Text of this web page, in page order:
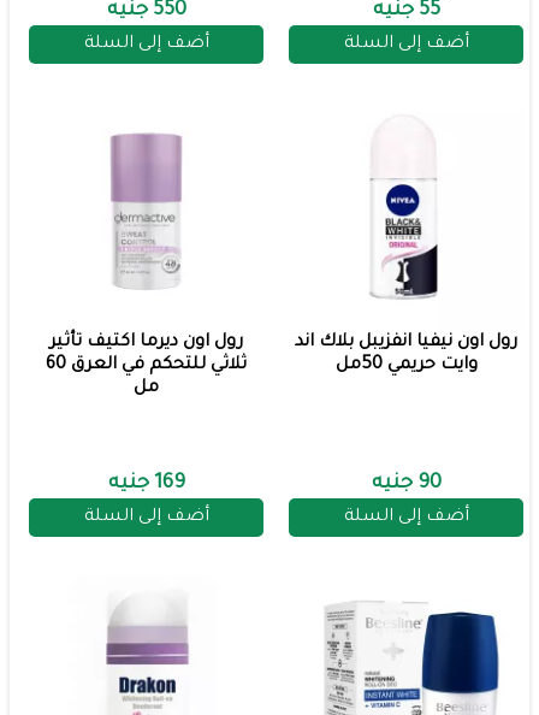
55 جنيه
أضف إلى السلة
550 جنيه
أضف إلى السلة
رول اون نيفيا انفزيبل بلاك اند
وايت حريمي 50مل
90 جنيه
أضف إلى السلة
رول اون ديرما اكتيف تأثير
ثلاثي للتحكم في العرق 60
مل
169 جنيه
أضف إلى السلة